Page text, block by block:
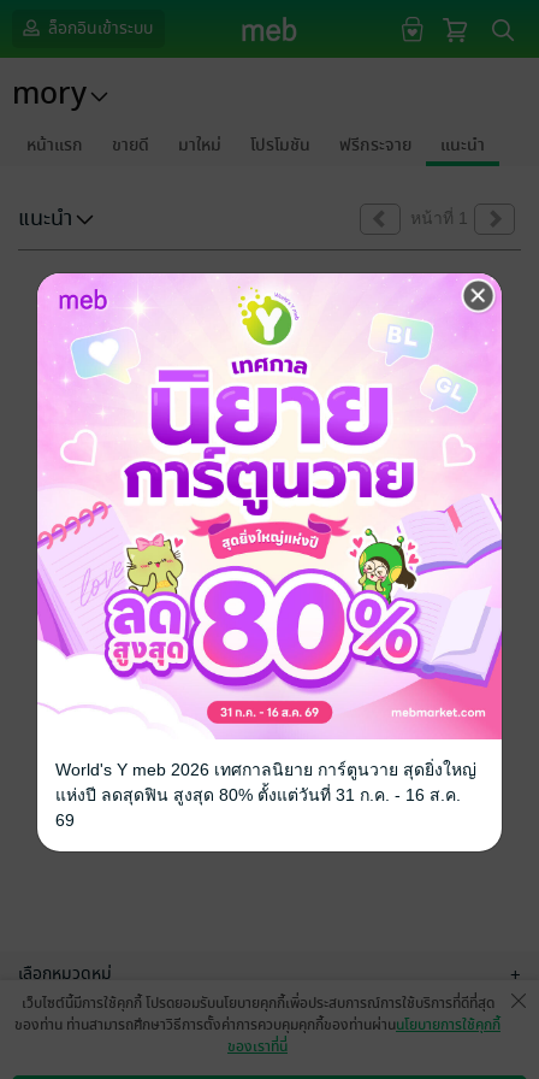
ล็อกอินเข้าระบบ
mory
หน้าแรก ขายดี มาใหม่ โปรโมชัน ฟรีกระจาย แนะนำ
แนะนำ หน้าที่ 1
ขออภัยด้วยนะคะ
ไม่พบข้อมูลในหัวข้อที่คุณกำลังชมค่ะ
เลือกหมวดหมู่ +
บริการช่วยเหลือ
เว็บไซต์นี้มีการใช้คุกกี้ โปรดยอมรับนโยบายคุกกี้เพื่อประสบการณ์การใช้บริการที่ดีที่สุด
ของท่าน ท่านสามารถศึกษาวิธีการตั้งค่าการควบคุมคุกกี้ของท่านผ่านนโยบายการใช้คุกกี้
ของเราที่นี่
World's Y meb 2026 เทศกาลนิยาย การ์ตูนวาย สุดยิ่งใหญ่
แห่งปี ลดสุดฟิน สูงสุด 80% ตั้งแต่วันที่ 31 ก.ค. - 16 ส.ค.
69